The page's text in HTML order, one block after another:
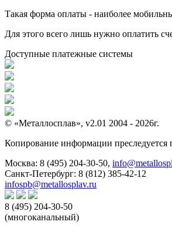
Такая форма оплаты - наиболее
Для этого всего лишь нужно оплатить
Доступные платежные системы
© «Металлосплав», v2.01 2004 - 2026г.
Копирование информации преследуется
Москва: 8 (495) 204-30-50,
Санкт-Петербург: 8 (812) 385-42-12
infospb@metallosplav.ru
8 (495) 204-30-50
(многоканальный)